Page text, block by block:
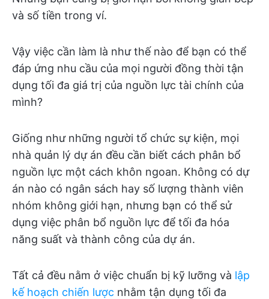
và số tiền trong ví.
Vậy việc cần làm là như thế nào để bạn có thể
đáp ứng nhu cầu của mọi người đồng thời tận
dụng tối đa giá trị của nguồn lực tài chính của
mình?
Giống như những người tổ chức sự kiện, mọi
nhà quản lý dự án đều cần biết cách phân bổ
nguồn lực một cách khôn ngoan. Không có dự
án nào có ngân sách hay số lượng thành viên
nhóm không giới hạn, nhưng bạn có thể sử
dụng việc phân bổ nguồn lực để tối đa hóa
năng suất và thành công của dự án.
Tất cả đều nằm ở việc chuẩn bị kỹ lưỡng và lập
kế hoạch chiến lược nhằm tận dụng tối đa